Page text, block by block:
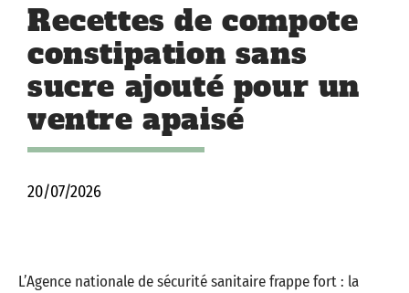
Recettes de compote
constipation sans
sucre ajouté pour un
ventre apaisé
20/07/2026
L’Agence nationale de sécurité sanitaire frappe fort : la